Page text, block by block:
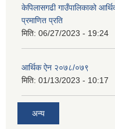
केपिलासगढी गाउँपालिकाको
प्रमाणित प्रति
मिति: 06/27/2023 - 19:24
आर्थिक ऐन २०७८/०७९
मिति: 01/13/2023 - 10:17
अन्य